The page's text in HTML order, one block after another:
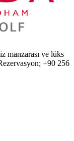
manzarası ve lüks
+90 256